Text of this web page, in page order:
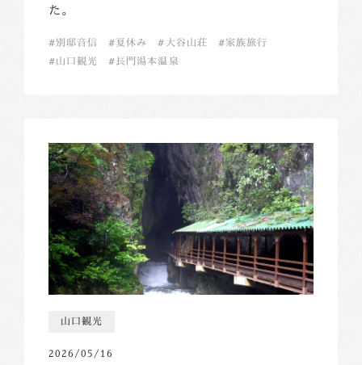
た。
別邸音信 夏休み 大谷山荘
家族旅行
山口観光
長門湯本温泉
山口観光
2026/05/16